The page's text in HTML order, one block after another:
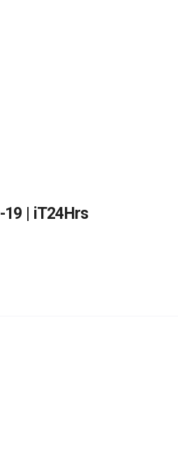
19 | iT24Hrs